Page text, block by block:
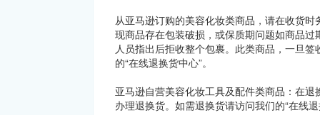
从亚马逊订购的美容化妆类商品，请在收货
现商品存在包装破损，或保质期问题如商品
人员指出后拒收整个包裹。此类商品，一旦
的“在线退换货中心”。
亚马逊自营美容化妆工具及配件类商品：在
办理退换货。如需退换货请访问我们的“在线